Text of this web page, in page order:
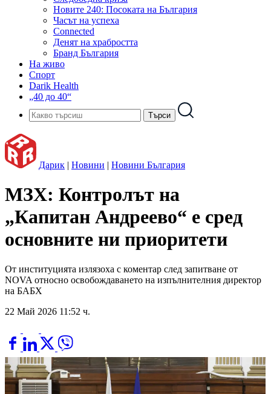
Новите 240: Посоката на България
Часът на успеха
Connected
Денят на храбростта
Бранд България
На живо
Спорт
Darik Health
„40 до 40“
Дарик | Новини | Новини България
МЗХ: Контролът на
„Капитан Андреево“ е сред
основните ни приоритети
От институцията излязоха с коментар след запитване от
NOVA относно освобождаването на изпълнителния директор
на БАБХ
22 Май 2026 11:52 ч.